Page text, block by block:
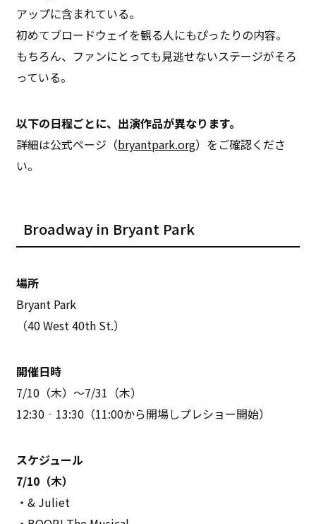
アップに含まれている。
初めてブロードウェイを観る人にもぴったりの内容。
もちろん、ファンにとっても見逃せないステージがそろ
っている。
以下の日程ごとに、出演作品が異なります。
詳細は公式ページ（bryantpark.org）をご確認くださ
い。
Broadway in Bryant Park
場所
Bryant Park
（40 West 40th St.）
開催日時
7/10（木）～7/31（木）
12:30‐13:30（11:00から開場しプレショー開始）
スケジュール
7/10（木）
・& Juliet